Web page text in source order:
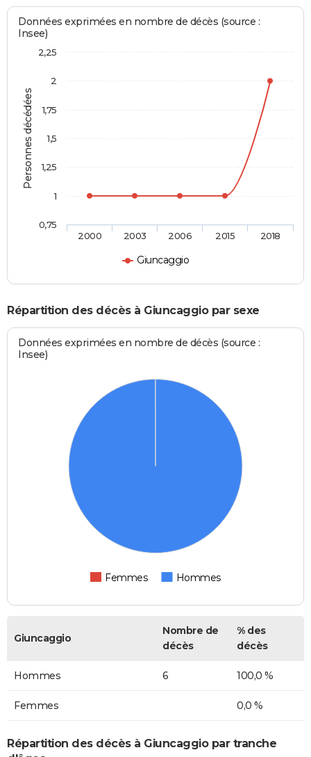
Personnes décédées
Données exprimées en nombre de décès (source :
Insee)
Giuncaggio
2000 2003 2006 2015 2018
0,75
1
1,25
1,5
1,75
2
2,25
Répartition des décès à Giuncaggio par sexe
Données exprimées en nombre de décès (source :
Insee)
Femmes Hommes
Giuncaggio
Nombre de
décès
% des
décès
Hommes 6 100,0 %
Femmes 0,0 %
Répartition des décès à Giuncaggio par tranche